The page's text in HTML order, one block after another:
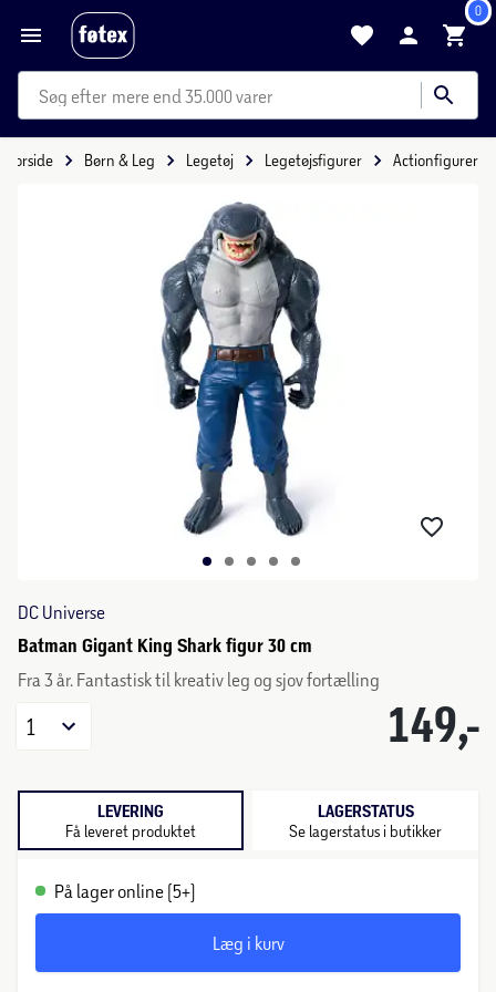
0
mere end 35.000 varer
Forside Børn & Leg Legetøj Legetøjsfigurer Actionfigurer
DC Universe
Batman Gigant King Shark figur 30 cm
Fra 3 år. Fantastisk til kreativ leg og sjov fortælling
149,-
1
LEVERING
Få leveret produktet
LAGERSTATUS
Se lagerstatus i butikker
På lager online (5+)
Læg i kurv